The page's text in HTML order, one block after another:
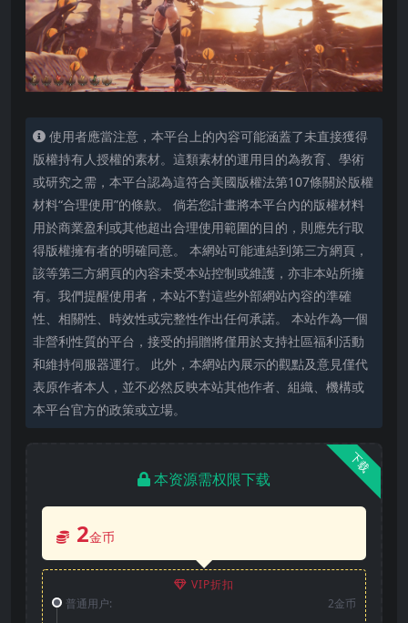
使用者應當注意，本平台上的內容可能涵蓋了未直接獲得
版權持有人授權的素材。這類素材的運用目的為教育、學術
或研究之需，本平台認為這符合美國版權法第107條關於版權
材料“合理使用”的條款。 倘若您計畫將本平台內的版權材料
用於商業盈利或其他超出合理使用範圍的目的，則應先行取
得版權擁有者的明確同意。 本網站可能連結到第三方網頁，
該等第三方網頁的內容未受本站控制或維護，亦非本站所擁
有。我們提醒使用者，本站不對這些外部網站內容的準確
性、相關性、時效性或完整性作出任何承諾。 本站作為一個
非營利性質的平台，接受的捐贈將僅用於支持社區福利活動
和維持伺服器運行。 此外，本網站內展示的觀點及意見僅代
表原作者本人，並不必然反映本站其他作者、組織、機構或
本平台官方的政策或立場。
下载
本资源需权限下载
2金币
VIP折扣
普通用户:
2金币